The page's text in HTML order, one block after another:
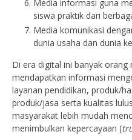
Media informasi guna
siswa praktik dari
Media komunikasi
dunia usaha dan dunia
Di era digital ini banyak
mendapatkan informasi
layanan pendidikan, produk/
produk/jasa serta kualitas
masyarakat lebih mudah
menimbulkan kepercayaan (